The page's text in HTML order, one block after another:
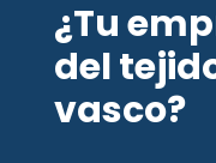
¿Tu
del
vasco?